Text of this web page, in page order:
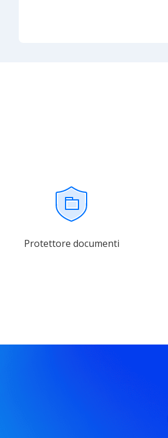
Protettore documenti